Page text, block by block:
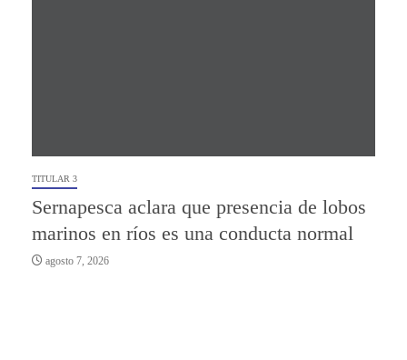
TITULAR 3
Sernapesca aclara que presencia de lobos
marinos en ríos es una conducta normal
agosto 7, 2026